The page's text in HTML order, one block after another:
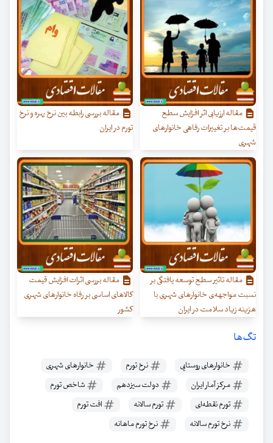
مقاله ارزیابی اثر افزایش سطح
قیمت‌ها بر تغییرات رفاهی خانوارهای
شهری
مقاله بررسی رابطه بین نرخ بهره و نرخ
تورم در ایران
مقاله تاثیر سطح توسعه یافتگی بر
نسبت مواجهه‌ی خانوارهای شهری با
هزینه زیاد سلامت در ایران
مقاله بررسی اثرات افزایش قیمت
کالاهای اساسی بر رفاه خانوارهای شهری
کشور
تگ‌ها
خانوارهای روستایی نرخ تورم
خانوارهای شهری
مرکز آمار ایران
دولت سیزدهم
شاخص تورم
تورم نقطه‌ای
تورم سالانه
افت تورم
نرخ تورم سالانه
نرخ تورم ماهانه